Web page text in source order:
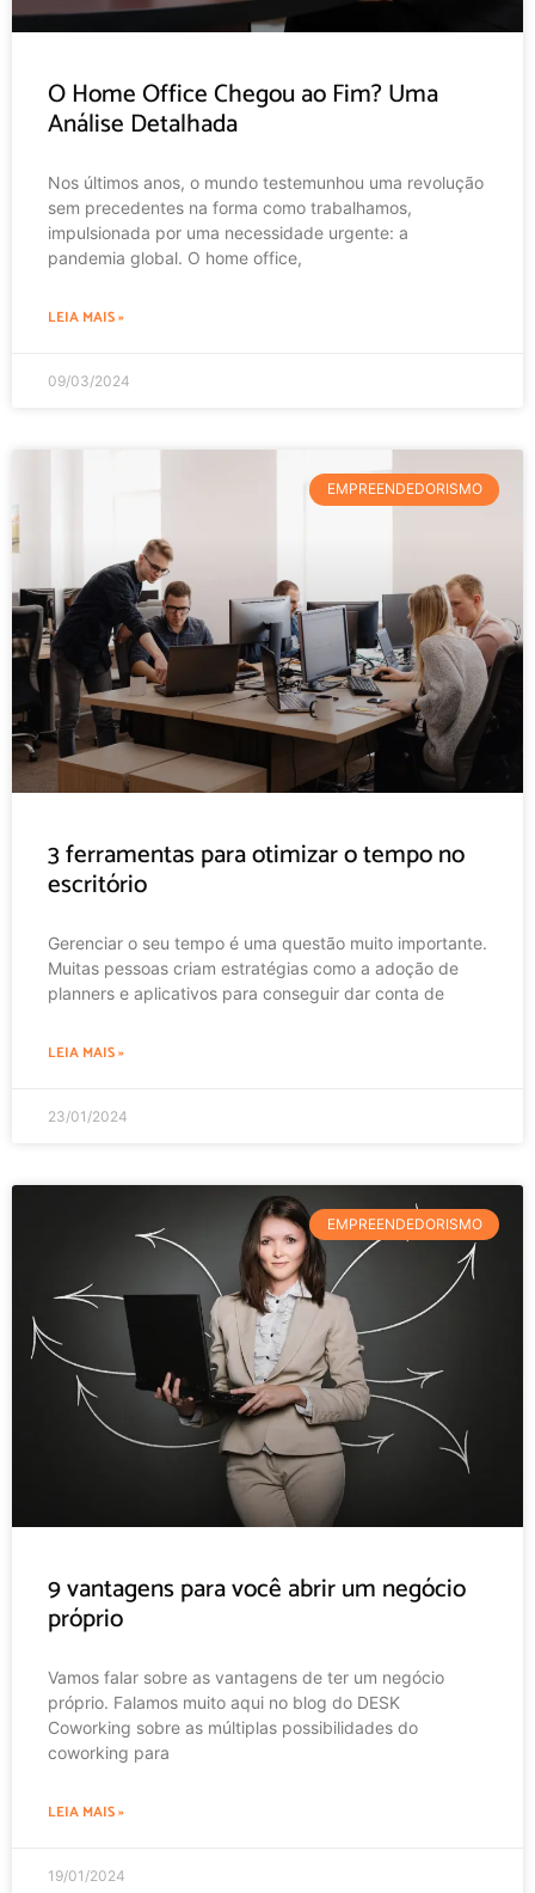
O Home Office Chegou ao Fim? Uma
Análise Detalhada
Nos últimos anos, o mundo testemunhou uma revolução
sem precedentes na forma como trabalhamos,
impulsionada por uma necessidade urgente: a
pandemia global. O home office,
LEIA MAIS »
09/03/2024
EMPREENDEDORISMO
3 ferramentas para otimizar o tempo no
escritório
Gerenciar o seu tempo é uma questão muito importante.
Muitas pessoas criam estratégias como a adoção de
planners e aplicativos para conseguir dar conta de
LEIA MAIS »
23/01/2024
EMPREENDEDORISMO
9 vantagens para você abrir um negócio
próprio
Vamos falar sobre as vantagens de ter um negócio
próprio. Falamos muito aqui no blog do DESK
Coworking sobre as múltiplas possibilidades do
coworking para
LEIA MAIS »
19/01/2024